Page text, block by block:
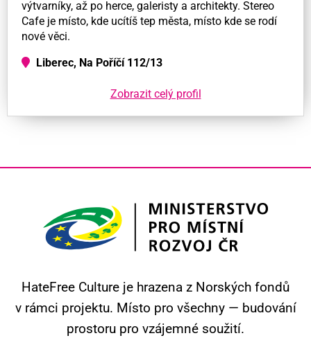
výtvarníky, až po herce, galeristy a architekty. Stereo
Cafe je místo, kde ucítíš tep města, místo kde se rodí
nové věci.
Liberec, Na Poříčí 112/13
Zobrazit celý profil
HateFree Culture je hrazena z Norských fondů
v rámci projektu. Místo pro všechny — budování
prostoru pro vzájemné soužití.